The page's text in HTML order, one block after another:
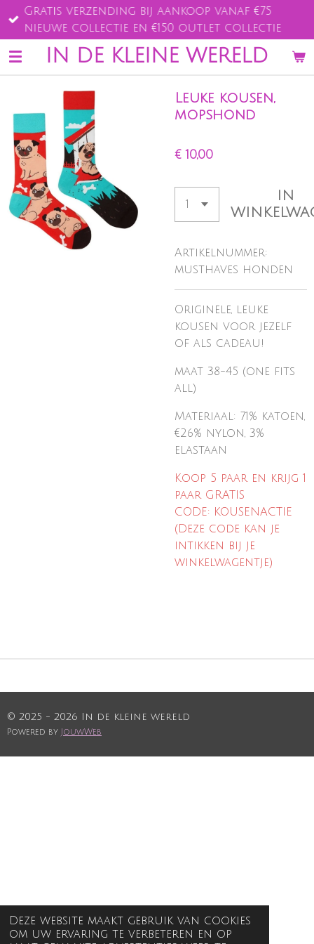
Deze website maakt gebruik van cookies
om uw ervaring te verbeteren en op
Ga
direct
naar
de
IN DE KLEINE WERELD
Gratis verzending bij aankoop vanaf €75
nieuwe collectie en €150 outlet collectie
Leuke kousen,
mopshond
€ 10,00
IN
Artikelnummer:
musthaves honden
Originele, leuke
kousen voor jezelf
of als cadeau!
maat 38-45 (one fits
all)
Materiaal: 71% katoen,
€26% nylon, 3%
elastaan
Koop 5 paar en krijg 1
paar GRATIS
CODE: KOUSENACTIE
(Deze code kan je
intikken bij je
winkelwagentje)
© 2025 - 2026 In de kleine wereld
Powered by JouwWeb